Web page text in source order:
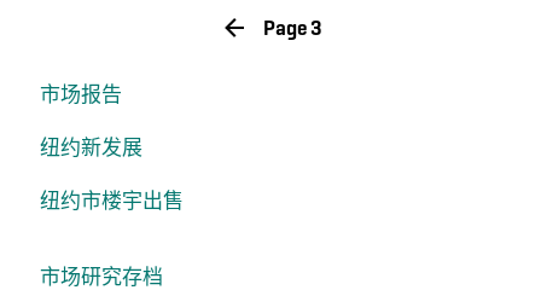
Page 3
市场报告
纽约新发展
纽约市楼宇出售
市场研究存档